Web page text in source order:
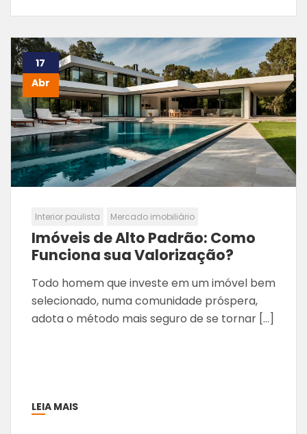
17
Abr
Interior paulista Mercado imobiliário
Imóveis de Alto Padrão: Como
Funciona sua Valorização?
Todo homem que investe em um imóvel bem
selecionado, numa comunidade próspera,
adota o método mais seguro de se tornar […]
LEIA MAIS